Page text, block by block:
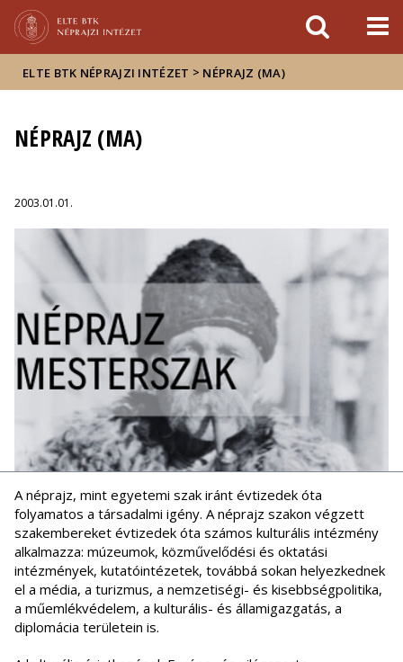
sajtóban
ELTE BTK NÉPRAJZI INTÉZET > NÉPRAJZ (MA)
NÉPRAJZ (MA)
2003.01.01.
A néprajz, mint egyetemi szak iránt évtizedek óta
folyamatos a társadalmi igény. A néprajz szakon végzett
szakembereket évtizedek óta számos kulturális intézmény
alkalmazza: múzeumok, közművelődési és oktatási
intézmények, kutatóintézetek, továbbá sokan helyezkednek
el a média, a turizmus, a nemzetiségi- és kisebbségpolitika,
a műemlékvédelem, a kulturális- és államigazgatás, a
diplomácia területein is.